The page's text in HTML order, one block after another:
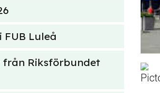
FUB Luleå
från Riksförbundet